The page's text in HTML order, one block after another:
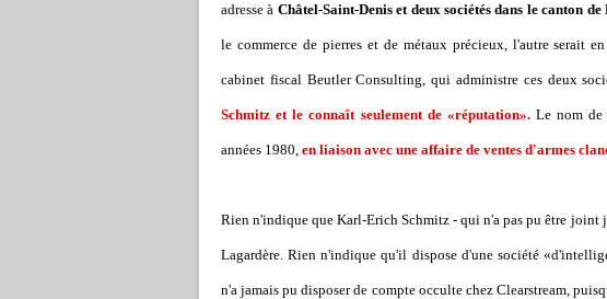
adresse à Châtel-Saint-Denis et deux sociétés dans le canton
le commerce de pierres et de métaux précieux, l'autre serait
cabinet fiscal Beutler Consulting, qui administre ces deux
Schmitz et le connaît seulement de «réputation».Le nom de
années 1980, en liaison avec une affaire de ventes d'armes
Rien n'indique que Karl-Erich Schmitz - qui n'a pas pu être joint
Lagardère. Rien n'indique qu'il dispose d'une société
n'a jamais pu disposer de compte occulte chez Clearstream,